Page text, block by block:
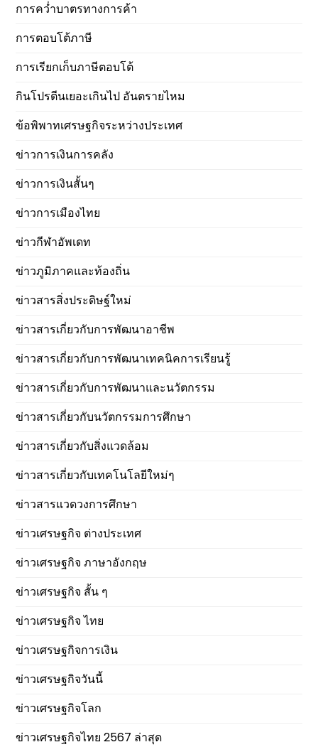
การคว่ำบาตรทางการค้า
การตอบโต้ภาษี
การเรียกเก็บภาษีตอบโต้
กินโปรตีนเยอะเกินไป อันตรายไหม
ข้อพิพาทเศรษฐกิจระหว่างประเทศ
ข่าวการเงินการคลัง
ข่าวการเงินสั้นๆ
ข่าวการเมืองไทย
ข่าวกีฬาอัพเดท
ข่าวภูมิภาคและท้องถิ่น
ข่าวสารสิ่งประดิษฐ์ใหม่
ข่าวสารเกี่ยวกับการพัฒนาอาชีพ
ข่าวสารเกี่ยวกับการพัฒนาเทคนิคการเรียนรู้
ข่าวสารเกี่ยวกับการพัฒนาและนวัตกรรม
ข่าวสารเกี่ยวกับนวัตกรรมการศึกษา
ข่าวสารเกี่ยวกับสิ่งแวดล้อม
ข่าวสารเกี่ยวกับเทคโนโลยีใหม่ๆ
ข่าวสารแวดวงการศึกษา
ข่าวเศรษฐกิจ ต่างประเทศ
ข่าวเศรษฐกิจ ภาษาอังกฤษ
ข่าวเศรษฐกิจ สั้น ๆ
ข่าวเศรษฐกิจ ไทย
ข่าวเศรษฐกิจการเงิน
ข่าวเศรษฐกิจวันนี้
ข่าวเศรษฐกิจโลก
ข่าวเศรษฐกิจไทย 2567 ล่าสุด